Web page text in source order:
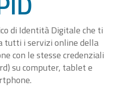
di Identità Digitale che ti
tutti i servizi online della
con le stesse credenziali
su computer, tablet e